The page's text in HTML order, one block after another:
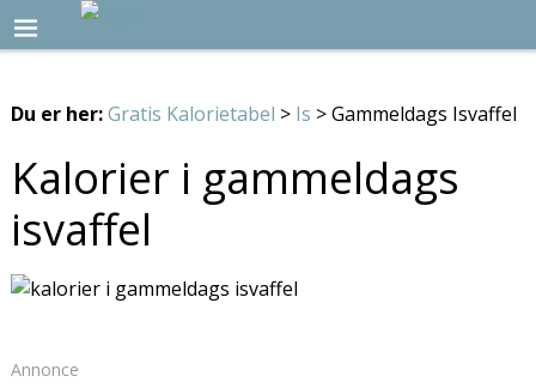
Du er her:Gratis Kalorietabel > Is > Gammeldags Isvaffel
Kalorier i gammeldags
isvaffel
Annonce